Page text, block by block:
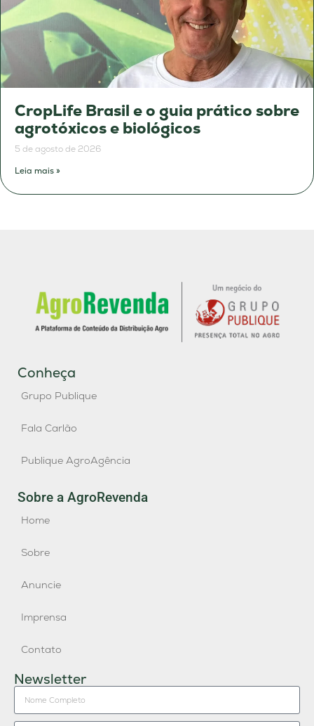
CropLife Brasil e o guia prático sobre
agrotóxicos e biológicos
5 de agosto de 2026
Leia mais »
Conheça
Grupo Publique
Fala Carlão
Publique AgroAgência
Sobre a AgroRevenda
Home
Sobre
Anuncie
Imprensa
Contato
Newsletter